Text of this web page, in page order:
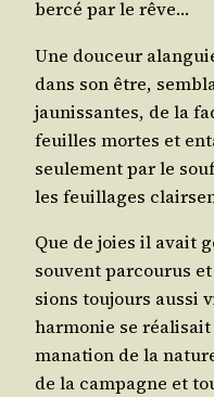
ber­cé par le rêve…
Une dou­ceur
dans son être,
jau­nis­santes, de la
feuilles mortes et
seule­ment par le
les feuillages
Que de joies il avait
sou­vent par­cou­rus
sions tou­jours aus­si
har­mo­nie se réa­li­sait
ma­na­tion de la
de la cam­pagne et